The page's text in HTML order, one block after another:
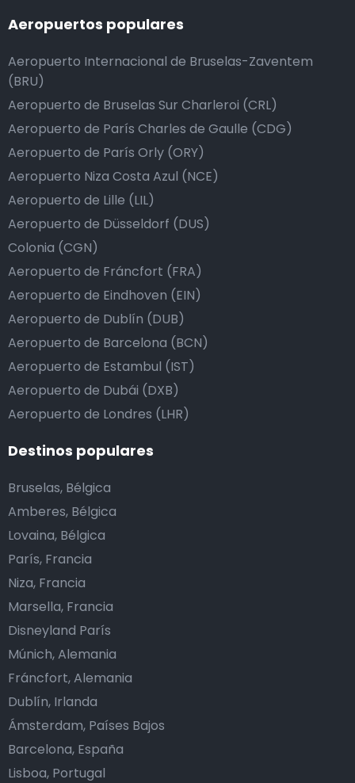
Aeropuertos populares
Aeropuerto Internacional de Bruselas-Zaventem
(BRU)
Aeropuerto de Bruselas Sur Charleroi (CRL)
Aeropuerto de París Charles de Gaulle (CDG)
Aeropuerto de París Orly (ORY)
Aeropuerto Niza Costa Azul (NCE)
Aeropuerto de Lille (LIL)
Aeropuerto de Düsseldorf (DUS)
Colonia (CGN)
Aeropuerto de Fráncfort (FRA)
Aeropuerto de Eindhoven (EIN)
Aeropuerto de Dublín (DUB)
Aeropuerto de Barcelona (BCN)
Aeropuerto de Estambul (IST)
Aeropuerto de Dubái (DXB)
Aeropuerto de Londres (LHR)
Destinos populares
Bruselas, Bélgica
Amberes, Bélgica
Lovaina, Bélgica
París, Francia
Niza, Francia
Marsella, Francia
Disneyland París
Múnich, Alemania
Fráncfort, Alemania
Dublín, Irlanda
Ámsterdam, Países Bajos
Barcelona, España
Lisboa, Portugal